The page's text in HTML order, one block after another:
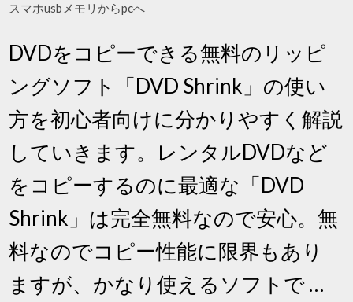
スマホusbメモリからpcへ
DVDをコピーできる無料のリッピ
ングソフト「DVD Shrink」の使い
方を初心者向けに分かりやすく解説
していきます。レンタルDVDなど
をコピーするのに最適な「DVD
Shrink」は完全無料なので安心。無
料なのでコピー性能に限界もあり
ますが、かなり使えるソフトで …